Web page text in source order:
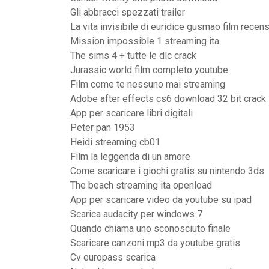
Gli abbracci spezzati trailer
La vita invisibile di euridice gusmao film
Mission impossible 1 streaming ita
The sims 4 + tutte le dlc crack
Jurassic world film completo youtube
Film come te nessuno mai streaming
Adobe after effects cs6 download 32 bit crack
App per scaricare libri digitali
Peter pan 1953
Heidi streaming cb01
Film la leggenda di un amore
Come scaricare i giochi gratis su nintendo 3ds
The beach streaming ita openload
App per scaricare video da youtube su ipad
Scarica audacity per windows 7
Quando chiama uno sconosciuto finale
Scaricare canzoni mp3 da youtube gratis
Cv europass scarica